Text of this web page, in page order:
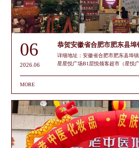
06
2026.06
详细地址：安徽省合肥市肥东县埠
星星悦广场B1层悦领客超市（星悦
MORE